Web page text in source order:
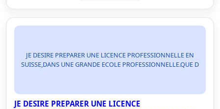
JE DESIRE PREPARER UNE LICENCE PROFESSIONNELLE EN
SUISSE,DANS UNE GRANDE ECOLE PROFESSIONNELLE.QUE D
JE DESIRE PREPARER UNE LICENCE